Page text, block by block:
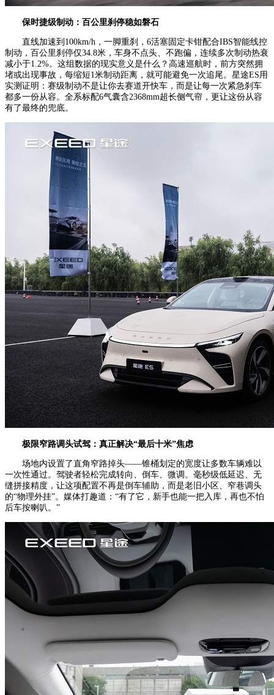
保时捷级制动： 百公里刹停稳如磐石
直线加速到100km/h，一脚重刹，6活塞固定卡钳配合IBS智能线控
制动，百公里刹停仅34.8米，车身不点头、不跑偏，连续多次制动热衰
减小于1.2%。这组数据的现实意义是什么？高速巡航时，前方突然拥
堵或出现事故，每缩短1米制动距离，就可能避免一次追尾。星途ES用
实测证明：赛级制动不是让你去赛道开快车，而是让每一次紧急刹车
都多一份从容。全系标配6气囊含2368mm超长侧气帘，更让这份从容
有了最终的兜底。
极限窄路调头试驾 ： 真正解决“最后十米”焦虑
场地内设置了直角窄路掉头——锥桶划定的宽度让多数车辆难以
一次性通过。驾驶者轻松完成转向、倒车、微调。毫秒级低延迟、无
缝拼接精度，让这项配置不再是倒车辅助，而是老旧小区、窄巷调头
的“物理外挂”。媒体打趣道：“有了它，新手也能一把入库，再也不怕
后车按喇叭。”